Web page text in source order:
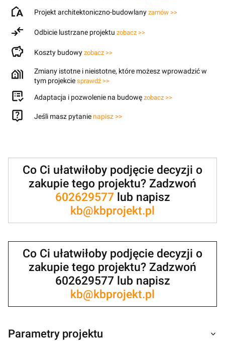
Projekt architektoniczno-budowlany zamów >>
Odbicie lustrzane projektu zobacz >>
Koszty budowy zobacz >>
Zmiany istotne i nieistotne, które możesz wprowadzić w
tym projekcie sprawdź >>
Adaptacja i pozwolenie na budowę zobacz >>
Jeśli masz pytanie napisz >>
Co Ci ułatwiłoby podjęcie decyzji o
zakupie tego projektu? Zadzwoń
602629577lub napisz
kb@kbprojekt.pl
Co Ci ułatwiłoby podjęcie decyzji o
zakupie tego projektu? Zadzwoń
602629577 lub napisz
kb@kbprojekt.pl
Parametry projektu